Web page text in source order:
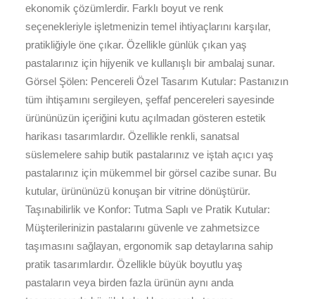
ekonomik çözümlerdir. Farklı boyut ve renk
seçenekleriyle işletmenizin temel ihtiyaçlarını karşılar,
pratikliğiyle öne çıkar. Özellikle günlük çıkan yaş
pastalarınız için hijyenik ve kullanışlı bir ambalaj sunar.
Görsel Şölen: Pencereli Özel Tasarım Kutular: Pastanızın
tüm ihtişamını sergileyen, şeffaf pencereleri sayesinde
ürününüzün içeriğini kutu açılmadan gösteren estetik
harikası tasarımlardır. Özellikle renkli, sanatsal
süslemelere sahip butik pastalarınız ve iştah açıcı yaş
pastalarınız için mükemmel bir görsel cazibe sunar. Bu
kutular, ürününüzü konuşan bir vitrine dönüştürür.
Taşınabilirlik ve Konfor: Tutma Saplı ve Pratik Kutular:
Müşterilerinizin pastalarını güvenle ve zahmetsizce
taşımasını sağlayan, ergonomik sap detaylarına sahip
pratik tasarımlardır. Özellikle büyük boyutlu yaş
pastaların veya birden fazla ürünün aynı anda